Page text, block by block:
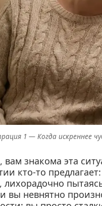
Когда искреннее
знакома эта
кто-то
лихорадочно
вы невнятно